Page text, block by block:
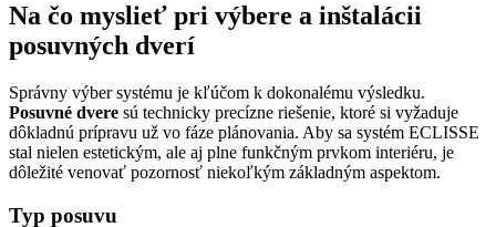
Na čo myslieť pri výbere a inštalácii
posuvných dverí
Správny výber systému je kľúčom k dokonalému výsledku.
Posuvné dvere sú technicky precízne riešenie, ktoré si vyžaduje
dôkladnú prípravu už vo fáze plánovania. Aby sa systém ECLISSE
stal nielen estetickým, ale aj plne funkčným prvkom interiéru, je
dôležité venovať pozornosť niekoľkým základným aspektom.
Typ posuvu